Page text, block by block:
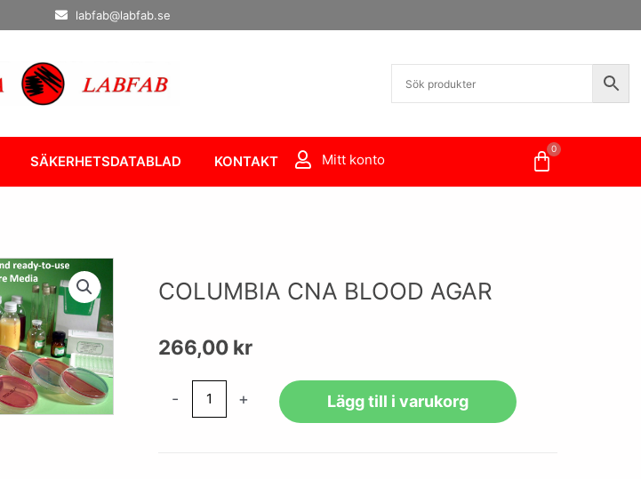
labfab@labfab.se
SÄKERHETSDATABLAD KONTAKT Mitt konto
0
Varukorg
COLUMBIA CNA BLOOD AGAR
266,00 kr
- + Lägg till i varukorg